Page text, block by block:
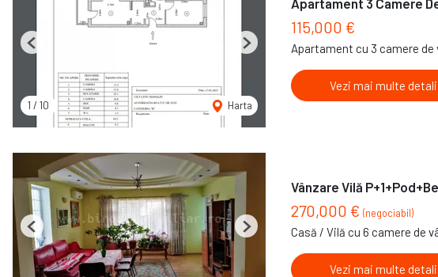
1 / 10 Harta
Previous Next
Apartament 3 Camere
115,000 €
Apartament cu 3 camere de
Vezi mai multe
Previous Next
Vânzare Vilă
270,000 € (negociabil)
Casă / Vilă cu 6 camere de
Vezi mai multe